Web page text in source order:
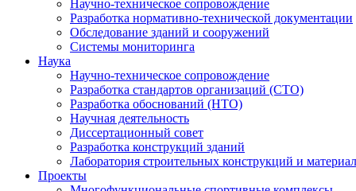
Научно-техническое сопровождение
Разработка нормативно-технической документации
Обследование зданий и сооружений
Системы мониторинга
Наука
Научно-техническое сопровождение
Разработка стандартов организаций (СТО)
Разработка обоснований (НТО)
Научная деятельность
Диссертационный совет
Разработка конструкций зданий
Лаборатория строительных конструкций и
Проекты